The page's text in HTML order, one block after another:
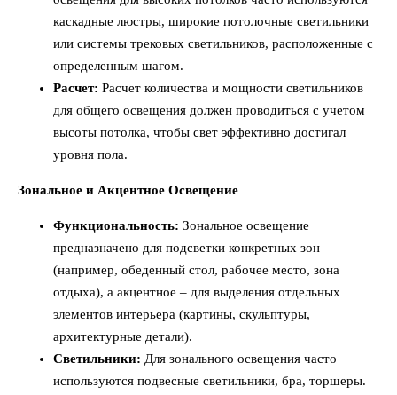
каскадные люстры, широкие потолочные светильники
или системы трековых светильников, расположенные с
определенным шагом.
Расчет: Расчет количества и мощности светильников
для общего освещения должен проводиться с учетом
высоты потолка, чтобы свет эффективно достигал
уровня пола.
Зональное и Акцентное Освещение
Функциональность: Зональное освещение
предназначено для подсветки конкретных зон
(например, обеденный стол, рабочее место, зона
отдыха), а акцентное – для выделения отдельных
элементов интерьера (картины, скульптуры,
архитектурные детали).
Светильники: Для зонального освещения часто
используются подвесные светильники, бра, торшеры.